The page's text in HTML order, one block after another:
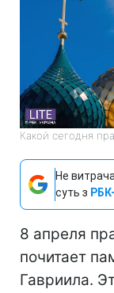
Какой сегодня
Не
суть з
8 апреля
почитает
Гавриила.